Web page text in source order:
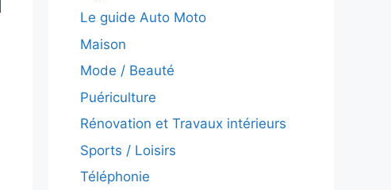
Le guide Auto Moto
Maison
Mode / Beauté
Puériculture
Rénovation et Travaux intérieurs
Sports / Loisirs
Téléphonie